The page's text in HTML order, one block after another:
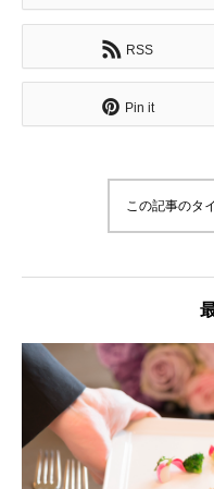
RSS
Pin it
この記事のタ